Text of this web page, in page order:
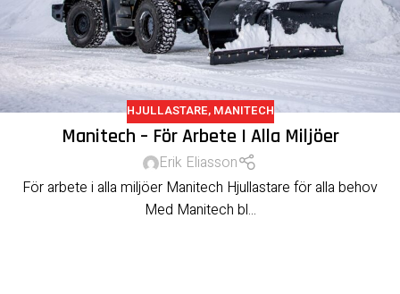
HJULLASTARE, MANITECH
Manitech – För Arbete I Alla Miljöer
Erik Eliasson
För arbete i alla miljöer Manitech Hjullastare för alla behov
Med Manitech bl...